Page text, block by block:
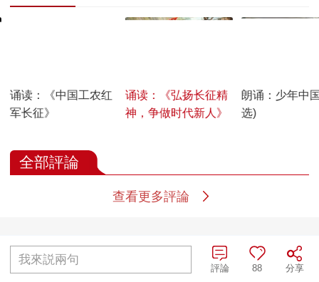
诵读：《中国工农红
军长征》
诵读：《弘扬长征精
神，争做时代新人》
朗诵：少年中
选)
全部評論
查看更多評論
我來説兩句
分享
88
評論